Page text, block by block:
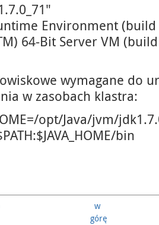
Environment
64-Bit Server VM
wymagane do
w zasobach klastra:
opt/Java/jvm/
bin
w
górę